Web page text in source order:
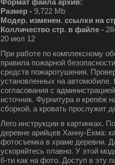
Формат файла архив:
Размер - 9,722 Mb
Модер. изменен. ссылки на
Колличество стр. в файле -
20 июл 12
При работе по комплексному
правила по­жарной
средств пожаротушения.
установленных на автомобиле.
согласования с
источник. Фурнитура и крепёж
сборкой, а кровать прослужит
Лего инструкции в картинках.
деревне арийцев Ханну-Ёкма:
фотосъемка в храме деревни.
ускоряйтесь плавно. У этой
6-ти как на фото. Доступ в эту